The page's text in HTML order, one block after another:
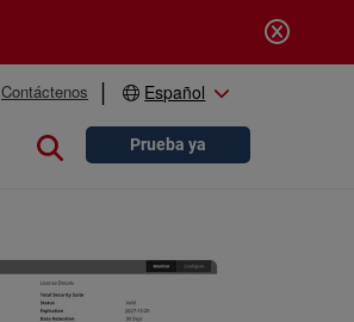
Contáctenos Español
Close searchPrueba ya